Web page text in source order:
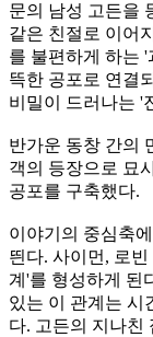
문의 남성 고든을
같은 친절로 이어
를 불편하게 하는
뜩한 공포로 연결
비밀이 드러나는 '
반가운 동창 간의
객의 등장으로 묘
공포를 구축했다.
이야기의 중심축
띈다. 사이먼, 로
계'를 형성하게 된
있는 이 관계는 시
다. 고든의 지나친